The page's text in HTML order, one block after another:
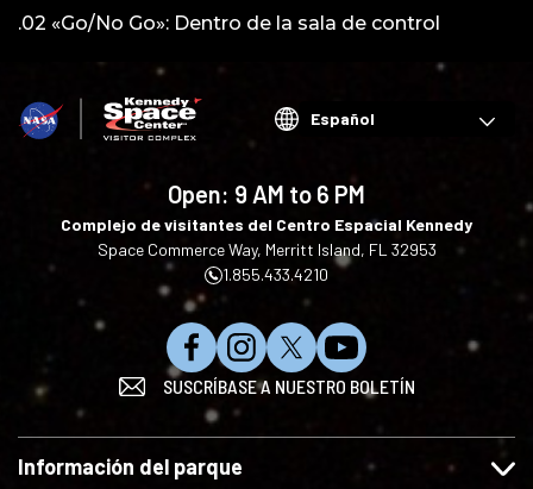
Vídeo:
.02 «Go/No Go»: Dentro de la sala de control
Choose
language
Open: 9 AM to 6 PM
Complejo de visitantes del Centro Espacial Kennedy
Space Commerce Way, Merritt Island, FL 32953
1.855.433.4210
S
í
u
e
S
í
u
e
S
í
u
S
u
c
SUSCRÍBASE A NUESTRO BOLETÍN
Información del parque